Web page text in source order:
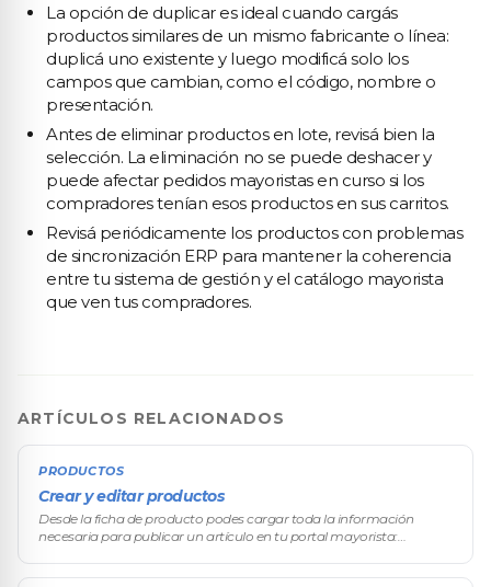
La opción de duplicar es ideal cuando cargás
productos similares de un mismo fabricante o línea:
duplicá uno existente y luego modificá solo los
campos que cambian, como el código, nombre o
presentación.
Antes de eliminar productos en lote, revisá bien la
selección. La eliminación no se puede deshacer y
puede afectar pedidos mayoristas en curso si los
compradores tenían esos productos en sus carritos.
Revisá periódicamente los productos con problemas
de sincronización ERP para mantener la coherencia
entre tu sistema de gestión y el catálogo mayorista
que ven tus compradores.
ARTÍCULOS RELACIONADOS
PRODUCTOS
Crear y editar productos
Desde la ficha de producto podes cargar toda la información
necesaria para publicar un artículo en tu portal mayorista: